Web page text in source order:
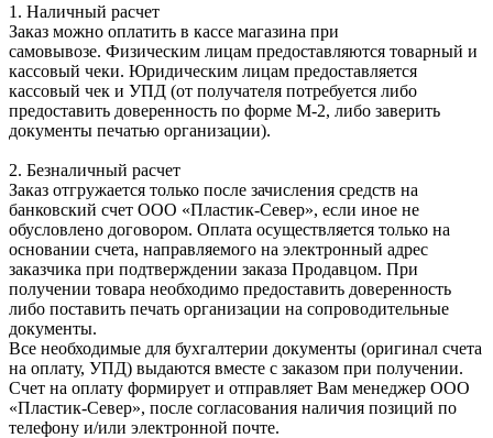
1. Наличный расчет
Заказ можно оплатить в кассе магазина при
самовывозе. Физическим лицам предоставляются товарный и
кассовый чеки. Юридическим лицам предоставляется
кассовый чек и УПД (от получателя потребуется либо
предоставить доверенность по форме М-2, либо заверить
документы печатью организации).
2. Безналичный расчет
Заказ отгружается только после зачисления средств на
банковский счет ООО «Пластик-Север», если иное не
обусловлено договором. Оплата осуществляется только на
основании счета, направляемого на электронный адрес
заказчика при подтверждении заказа Продавцом. При
получении товара необходимо предоставить доверенность
либо поставить печать организации на сопроводительные
документы.
Все необходимые для бухгалтерии документы (оригинал счета
на оплату, УПД) выдаются вместе с заказом при получении.
Счет на оплату формирует и отправляет Вам менеджер ООО
«Пластик-Север», после согласования наличия позиций по
телефону и/или электронной почте.